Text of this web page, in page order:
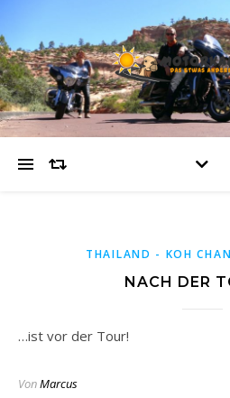
THAILAND - KOH
NACH DER
…ist vor der Tour!
VonMarcus